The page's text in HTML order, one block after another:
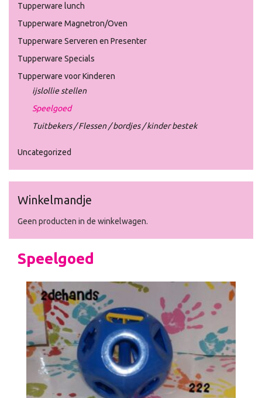
Tupperware lunch
Tupperware Magnetron/Oven
Tupperware Serveren en Presenter
Tupperware Specials
Tupperware voor Kinderen
ijslollie stellen
Speelgoed
Tuitbekers / Flessen / bordjes / kinder bestek
Uncategorized
Winkelmandje
Geen producten in de winkelwagen.
Speelgoed